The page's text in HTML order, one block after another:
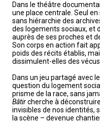
Dans le théâtre
une place centrale. Seul
sans hiérarchie des
des logements sociaux, et
auprès de ses proches et
Son corps en action fait
poids des récits établis,
dissimulent-elles des
Dans un jeu partagé avec
question du logement
prisme de la race, sans
Bâtircherche à
invisibles de nos identités,
la scène – devenue